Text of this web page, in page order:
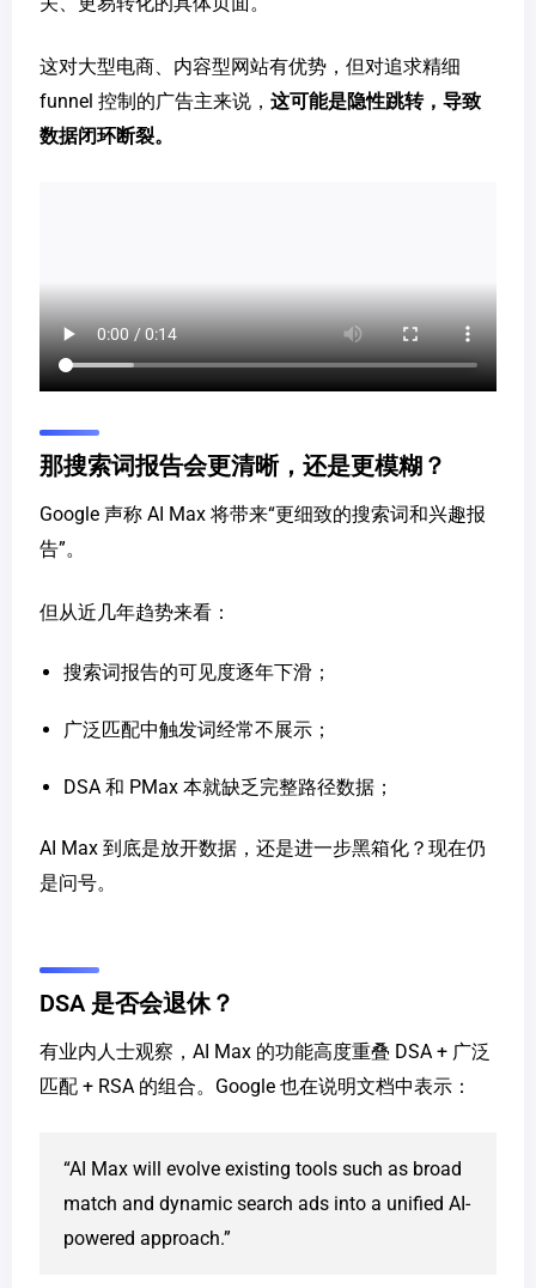
这对大型电商、内容型网站有优势，但对追求精细
funnel 控制的广告主来说， 这可能是隐性跳转，导致
数据闭环断裂。
那搜索词报告会更清晰，还是更模糊？
Google 声称 AI Max 将带来“更细致的搜索词和兴趣报
告”。
但从近几年趋势来看：
搜索词报告的可见度逐年下滑；
广泛匹配中触发词经常不展示；
DSA 和 PMax 本就缺乏完整路径数据；
AI Max 到底是放开数据，还是进一步黑箱化？现在仍
是问号。
DSA 是否会退休？
有业内人士观察，AI Max 的功能高度重叠 DSA + 广泛
匹配 + RSA 的组合。Google 也在说明文档中表示：
“AI Max will evolve existing tools such as broad
match and dynamic search ads into a unified AI-
powered approach.”